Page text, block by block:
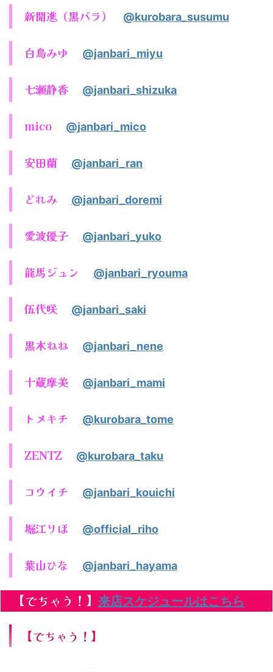
新開進（黒バラ） @kurobara_susumu
白鳥みゆ @janbari_miyu
七瀬静香 @janbari_shizuka
mico @janbari_mico
安田蘭 @janbari_ran
どれみ @janbari_doremi
愛波優子 @janbari_yuko
龍馬ジュン @janbari_ryouma
伍代咲 @janbari_saki
黒木ねね @janbari_nene
十蔵摩美 @janbari_mami
トメキチ @kurobara_tome
ZENTZ @kurobara_taku
コウイチ @janbari_kouichi
堀江りほ @official_riho
葉山ひな @janbari_hayama
【でちゃう！】 来店スケジュールはこちら
【でちゃう！】